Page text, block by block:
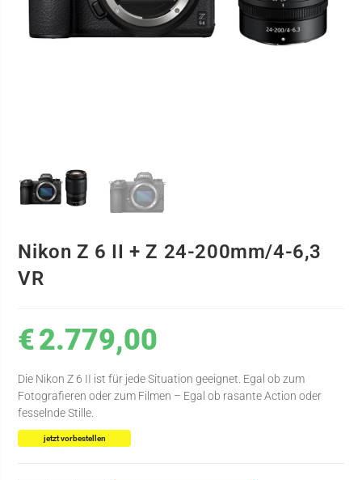
Nikon Z 6 II + Z 24-200mm/4-6,3
VR
€2.779,00
Die Nikon Z 6 II ist für jede Situation geeignet. Egal ob zum
Fotografieren oder zum Filmen – Egal ob rasante Action oder
fesselnde Stille.
jetzt vorbestellen